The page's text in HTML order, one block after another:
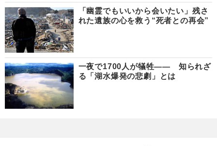
「幽霊でもいいから会いたい」残さ
れた遺族の心を救う“死者との再会”
一夜で1700人が犠牲―― 知られざ
る「湖水爆発の悲劇」とは